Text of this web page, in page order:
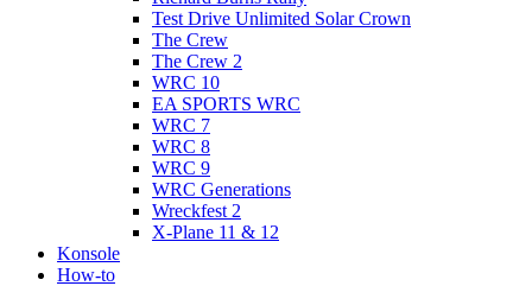
Test Drive Unlimited Solar Crown
The Crew
The Crew 2
WRC 10
EA SPORTS WRC
WRC 7
WRC 8
WRC 9
WRC Generations
Wreckfest 2
X-Plane 11 & 12
Konsole
How-to